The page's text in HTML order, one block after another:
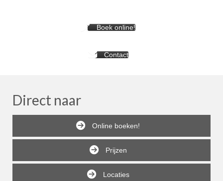
Boek online!
Contact
Direct naar
Online boeken!
Prijzen
Locaties